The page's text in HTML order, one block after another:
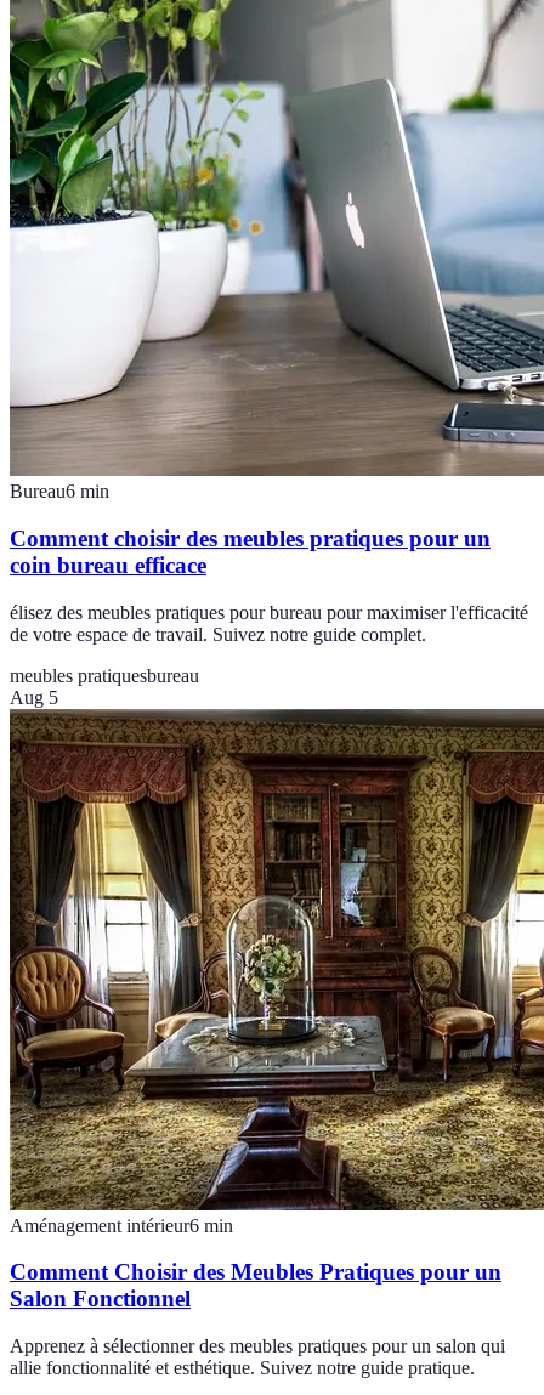
Bureau6 min
Comment choisir des meubles pratiques pour un
coin bureau efficace
élisez des meubles pratiques pour bureau pour maximiser l'efficacité
de votre espace de travail. Suivez notre guide complet.
meubles pratiquesbureau
Aug 5
Aménagement intérieur6 min
Comment Choisir des Meubles Pratiques pour un
Salon Fonctionnel
Apprenez à sélectionner des meubles pratiques pour un salon qui
allie fonctionnalité et esthétique. Suivez notre guide pratique.